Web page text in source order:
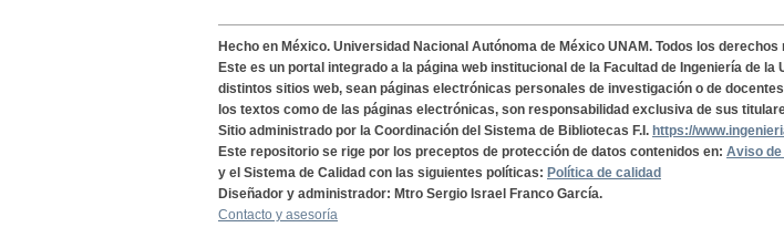
Hecho en México. Universidad Nacional Autónoma de México UNAM. Todos los
Este es un portal integrado a la página web institucional de la Facultad de Ingeniería de
distintos sitios web, sean páginas electrónicas personales de investigación o de
los textos como de las páginas electrónicas, son responsabilidad exclusiva de sus
Sitio administrado por la Coordinación del Sistema de Bibliotecas F.I. https://
Este repositorio se rige por los preceptos de protección de datos contenidos en: Aviso de
y el Sistema de Calidad con las siguientes políticas: Política de calidad
Diseñador y administrador: Mtro Sergio Israel Franco García.
Contacto y asesoría